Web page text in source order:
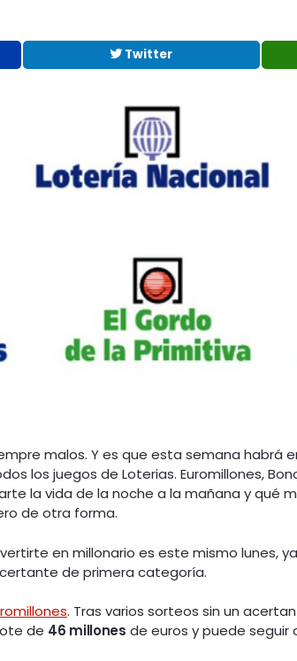
Twitter
malos. Y es que esta semana habrá
los juegos de Loterias. Euromillones,
la vida de la noche a la mañana y qué
de otra forma.
en millonario es este mismo lunes,
de primera categoría.
. Tras varios sorteos sin un
de 46 millones de euros y puede seguir